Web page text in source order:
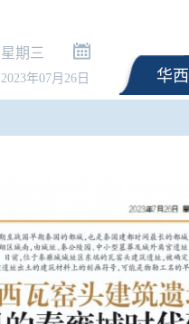
星期三
2023年07月26日 华
万斯称美伊冲突仍处于“
段”